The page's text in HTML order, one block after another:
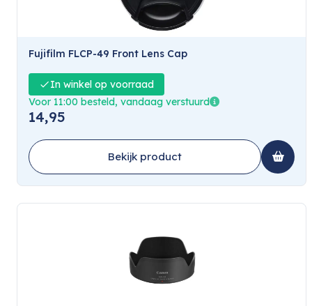
Fujifilm FLCP-49 Front Lens Cap
In winkel op voorraad
Voor 11:00 besteld, vandaag verstuurd
14,95
Bekijk product